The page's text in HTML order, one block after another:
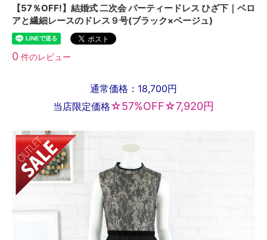
【57％OFF!】結婚式 二次会 パーティードレス ひざ下｜ベロ
アと繊細レースのドレス９号(ブラック×ベージュ)
0 件のレビュー
通常価格：18,700円
当店限定価格☆57%OFF☆7,920円